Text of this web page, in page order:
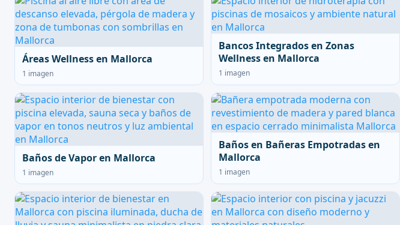
Áreas Wellness en Mallorca
1 imagen
Bancos Integrados en Zonas
Wellness en Mallorca
1 imagen
Baños de Vapor en Mallorca
1 imagen
Baños en Bañeras Empotradas en
Mallorca
1 imagen